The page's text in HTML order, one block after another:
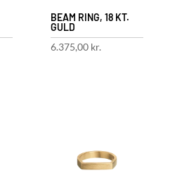
BEAM RING, 18 KT.
GULD
6.375,00 kr.